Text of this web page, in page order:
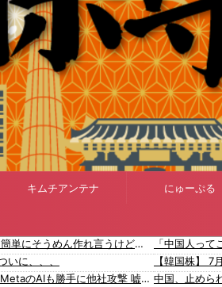
キムチアンテナ にゅーぷる
【悲報】 上沼恵美子さん「簡単にそうめん作れ言うけど、そうめん作りて地獄なんよ」
いに、、、
OpenAI、Anthropicに続きMetaのAIも勝手に他社攻撃 嘘ξけど何これ流行ってんの？